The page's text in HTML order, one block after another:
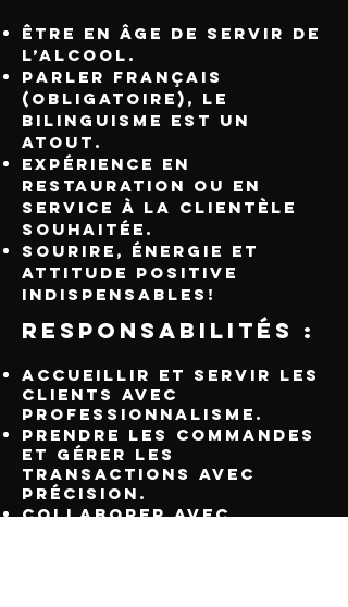
Être en âge de servir de
l’alcool.
Parler français
(obligatoire), le
bilinguisme est un
atout.
Expérience en
restauration ou en
service à la clientèle
souhaitée.
Sourire, énergie et
attitude positive
indispensables!
Responsabilités :
Accueillir et servir les
clients avec
professionnalisme.
Prendre les commandes
et gérer les
transactions avec
précision.
Collaborer avec